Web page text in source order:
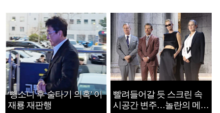
‘뺑소니 후 술타기 의혹’ 이
재룡 재판행
빨려들어갈 듯 스크린 속
시공간 변주…놀란의 메시